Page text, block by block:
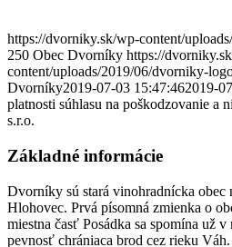
https://dvorniky.sk/wp-content/
250 Obec Dvorníky https://
content/uploads/2019/06/dvorniky-
Dvorníky2019-07-03 15:47:462019-
platnosti súhlasu na poškodzovanie a
s.r.o.
Základné informácie
Dvorníky sú stará vinohradnícka obec
Hlohovec. Prvá písomná zmienka o
miestna časť Posádka sa spomína už
pevnosť chrániaca brod cez rieku